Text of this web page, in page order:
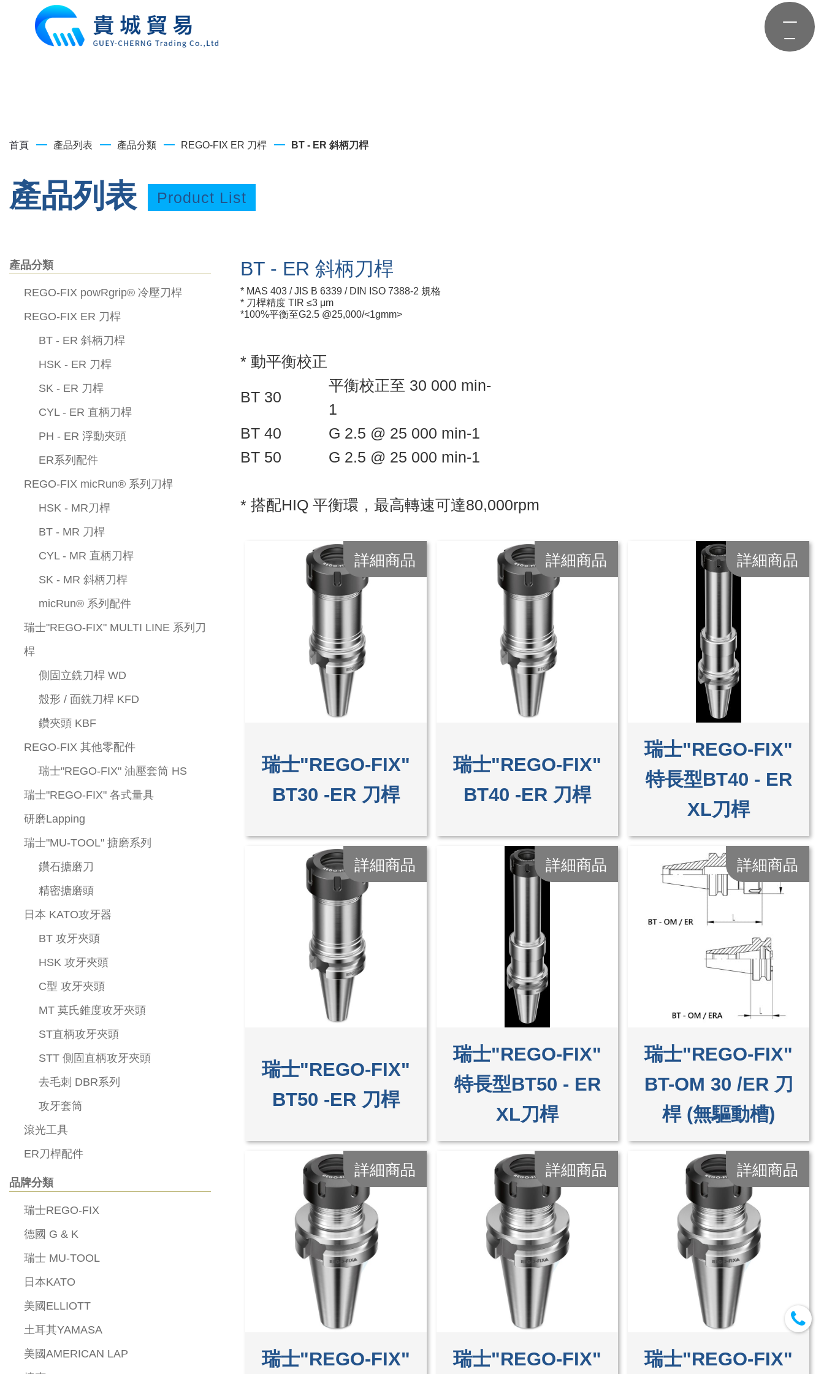
首頁 產品列表 產品分類 REGO-FIX ER 刀桿 BT - ER 斜柄刀桿
產品列表 Product List
產品分類
REGO-FIX powRgrip® 冷壓刀桿
REGO-FIX ER 刀桿
BT - ER 斜柄刀桿
HSK - ER 刀桿
SK - ER 刀桿
CYL - ER 直柄刀桿
PH - ER 浮動夾頭
ER系列配件
REGO-FIX micRun® 系列刀桿
HSK - MR刀桿
BT - MR 刀桿
CYL - MR 直柄刀桿
SK - MR 斜柄刀桿
micRun® 系列配件
瑞士"REGO-FIX" MULTI LINE 系列刀
桿
側固立銑刀桿 WD
殼形 / 面銑刀桿 KFD
鑽夾頭 KBF
REGO-FIX 其他零配件
瑞士"REGO-FIX" 油壓套筒 HS
瑞士"REGO-FIX" 各式量具
研磨Lapping
瑞士"MU-TOOL" 搪磨系列
鑽石搪磨刀
精密搪磨頭
日本 KATO攻牙器
BT 攻牙夾頭
HSK 攻牙夾頭
C型 攻牙夾頭
MT 莫氏錐度攻牙夾頭
ST直柄攻牙夾頭
STT 側固直柄攻牙夾頭
去毛刺 DBR系列
攻牙套筒
滾光工具
ER刀桿配件
品牌分類
瑞士REGO-FIX
德國 G & K
瑞士 MU-TOOL
日本KATO
美國ELLIOTT
土耳其YAMASA
美國AMERICAN LAP
BT - ER 斜柄刀桿
* MAS 403 / JIS B 6339 / DIN ISO 7388-2 規格
* 刀桿精度 TIR ≤3 μm
*100%平衡至G2.5 @25,000/<1gmm>
* 動平衡校正
BT 30
平衡校正至 30 000 min-
1
BT 40
G 2.5 @ 25 000 min-1
BT 50
G 2.5 @ 25 000 min-1
* 搭配HIQ 平衡環，最高轉速可達80,000rpm
詳細商品
瑞士"REGO-FIX"
BT30 -ER 刀桿
詳細商品
瑞士"REGO-FIX"
BT40 -ER 刀桿
詳細商品
瑞士"REGO-FIX"
特長型BT40 - ER
XL刀桿
詳細商品
瑞士"REGO-FIX"
BT50 -ER 刀桿
詳細商品
瑞士"REGO-FIX"
特長型BT50 - ER
XL刀桿
詳細商品
瑞士"REGO-FIX"
BT-OM 30 /ER 刀
桿 (無驅動槽)
詳細商品
瑞士"REGO-FIX"
詳細商品
瑞士"REGO-FIX"
詳細商品
瑞士"REGO-FIX"